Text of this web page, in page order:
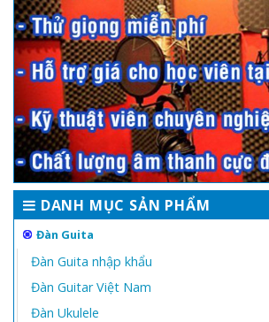
DANH MỤC SẢN PHẨM
Đàn Guita
Đàn Guita nhập khẩu
Đàn Guitar Việt Nam
Đàn Ukulele